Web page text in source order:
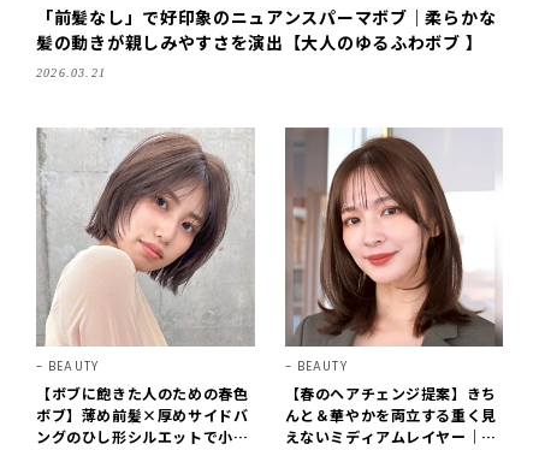
「前髪なし」で好印象のニュアンスパーマボブ｜柔らかな
髪の動きが親しみやすさを演出【大人のゆるふわボブ 】
2026.03.21
BEAUTY
【ボブに飽きた人のための春色
ボブ】薄め前髪×厚めサイドバ
ングのひし形シルエットで小顔
BEAUTY
【春のヘアチェンジ提案】きち
んと＆華やかを両立する重く見
えないミディアムレイヤー｜卒